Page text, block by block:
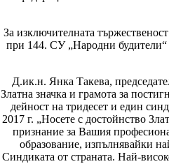
За изключителната
при 144. СУ „Народни
Д.ик.н. Янка Такева,
Златна значка и грамота за
дейност на тридесет и един
2017 г. „Носете с достойнство
признание за Вашия
образование, изпълнявайки
Синдиката от страната. Най-